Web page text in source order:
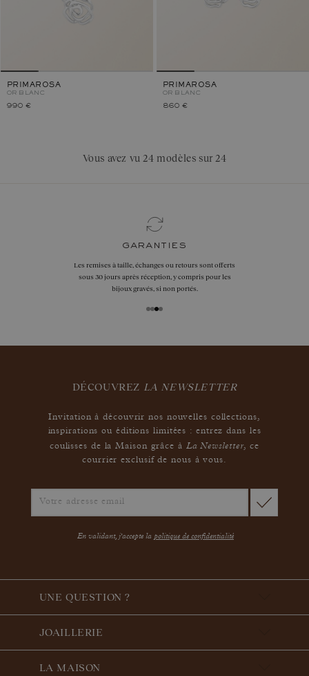
PRIMAROSA
OR BLANC
990 €
PRIMAROSA
OR BLANC
860 €
Vous avez vu 24 modèles sur 24
garanties
Les remises à taille, échanges ou retours sont offerts
sous 30 jours après réception, y compris pour les
bijoux gravés, si non portés.
DÉCOUVREZ LA NEWSLETTER
Invitation à découvrir nos nouvelles collections,
inspirations ou éditions limitées : entrez dans les
coulisses de la Maison grâce à La Newsletter,ce
courrier exclusif de nous à vous.
En validant, j'accepte la politique de confidentialité
UNE QUESTION ?
JOAILLERIE
LA MAISON